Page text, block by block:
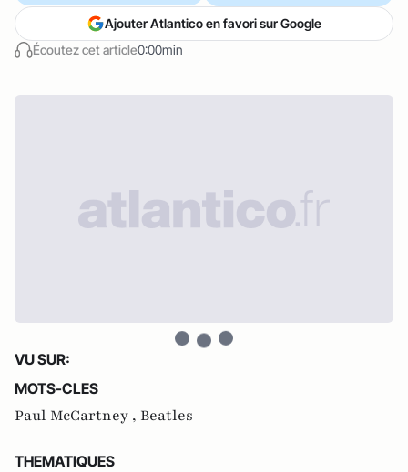
Écoutez cet article0:00min
Ajouter Atlantico en favori sur Google
VU SUR:
MOTS-CLES
Paul McCartney , Beatles
THEMATIQUES